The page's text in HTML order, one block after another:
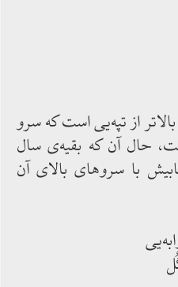
از تپه‌‌یی است كه سرو
حال آن كه بقیه‌‌ی سال
با سروهای بالای آن